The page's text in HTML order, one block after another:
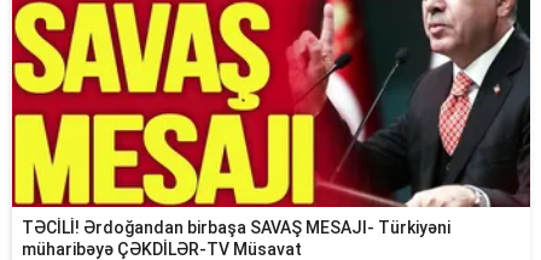
TƏCİLİ! Ərdoğandan birbaşa SAVAŞ MESAJI- Türkiyəni
müharibəyə ÇƏKDİLƏR-TV Müsavat